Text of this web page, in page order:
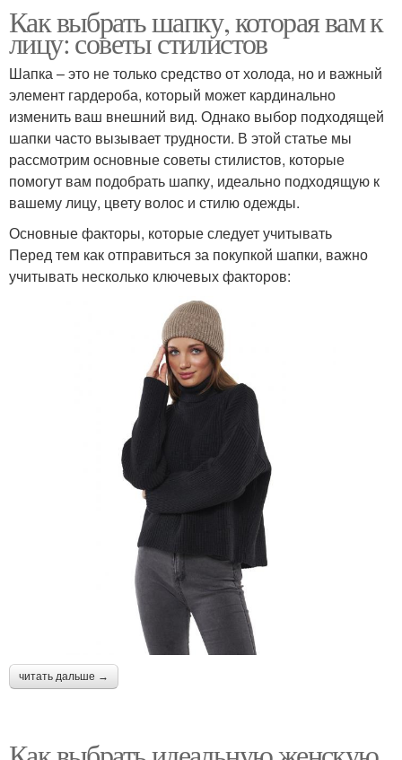
Как выбрать шапку, которая вам к
лицу: советы стилистов
Шапка – это не только средство от холода, но и важный
элемент гардероба, который может кардинально
изменить ваш внешний вид. Однако выбор подходящей
шапки часто вызывает трудности. В этой статье мы
рассмотрим основные советы стилистов, которые
помогут вам подобрать шапку, идеально подходящую к
вашему лицу, цвету волос и стилю одежды.
Основные факторы, которые следует учитывать
Перед тем как отправиться за покупкой шапки, важно
учитывать несколько ключевых факторов:
читать дальше →